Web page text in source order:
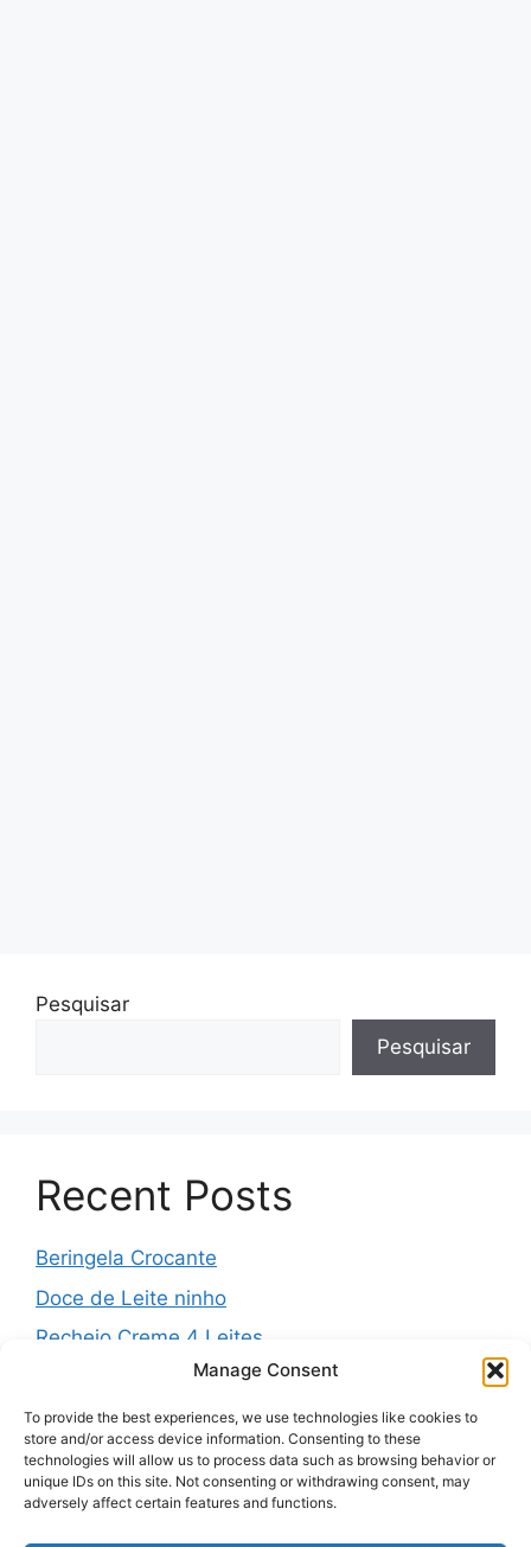
Manage Consent
To provide the best experiences, we use technologies like cookies to
store and/or access device information. Consenting to these
technologies will allow us to process data such as browsing behavior or
unique IDs on this site. Not consenting or withdrawing consent, may
adversely affect certain features and functions.
Pesquisar
Pesquisar
Recent Posts
Beringela Crocante
Doce de Leite ninho
Recheio Creme 4 Leites
Água de Louro para o Jejum
Massa Folhada da Vovó